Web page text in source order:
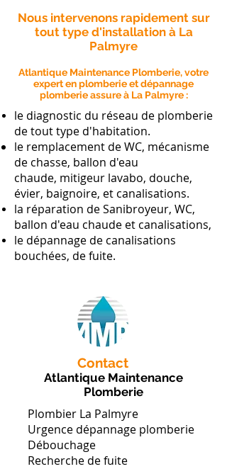
Nous intervenons rapidement sur
tout type d'installation à La
Palmyre
Contact
Atlantique Maintenance Plomberie, votre
expert en plomberie et dépannage
plomberie assure à La Palmyre :
le diagnostic du réseau de plomberie
de tout type d'habitation.
le remplacement de WC, mécanisme
de chasse, ballon d'eau
chaude, mitigeur lavabo, douche,
évier, baignoire, et canalisations.
la réparation de Sanibroyeur, WC,
ballon d'eau chaude et canalisations,
le dépannage de canalisations
bouchées, de fuite.
Atlantique Maintenance
Plomberie
Plombier La Palmyre
Urgence dépannage plomberie
Débouchage
Recherche de fuite